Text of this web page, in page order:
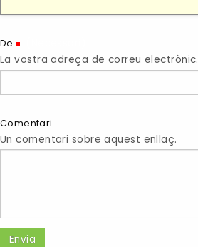
De
La vostra adreça de correu electrònic.
Comentari
Un comentari sobre aquest enllaç.